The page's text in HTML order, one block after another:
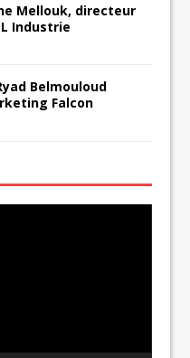
Mellouk, directeur
Industrie
Belmouloud
Falcon